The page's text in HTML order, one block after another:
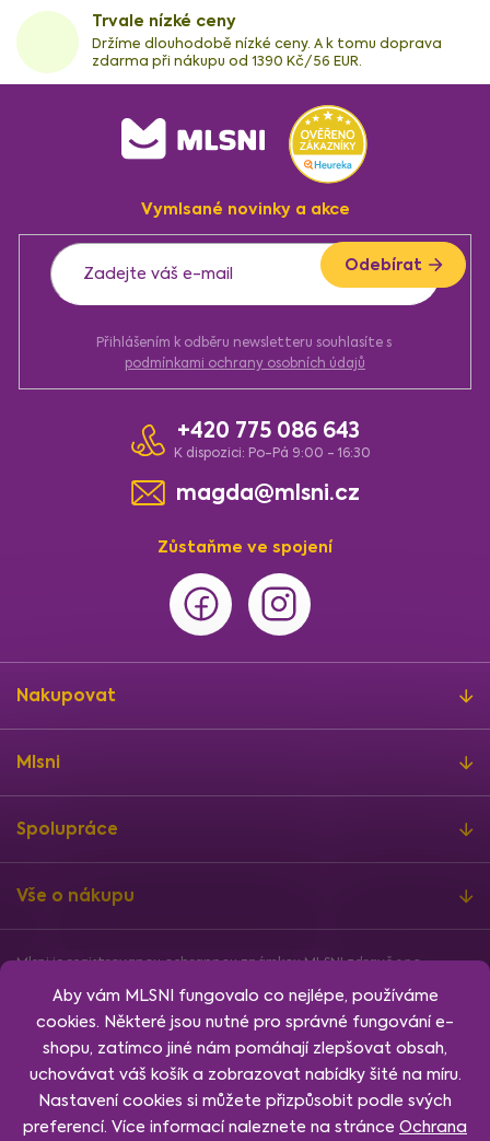
Aby vám MLSNI fungovalo co nejlépe, používáme
cookies. Některé jsou nutné pro správné fungování e-
shopu, zatímco jiné nám pomáhají zlepšovat obsah,
uchovávat váš košík a zobrazovat nabídky šité na míru.
Nastavení cookies si můžete přizpůsobit podle svých
preferencí. Více informací naleznete na stránce Ochrana
Trvale nízké ceny
Držíme dlouhodobě nízké ceny. A k tomu doprava
zdarma při nákupu od 1390 Kč/56 EUR.
Vymlsané novinky a akce
Přihlášením k odběru newsletteru souhlasíte s
podmínkami ochrany osobních údajů
Odebírat
Zůstaňme ve spojení
+420 775 086 643
K dispozici: Po-Pá 9:00 - 16:30
magda@mlsni.cz
Nakupovat
Mlsni
Spolupráce
Vše o nákupu
Mlsni je registrovanou ochrannou známkou MLSNI zdravě s.r.o.
Shoptet , design , nakódovalJan Klubus
Nastavení cookies.